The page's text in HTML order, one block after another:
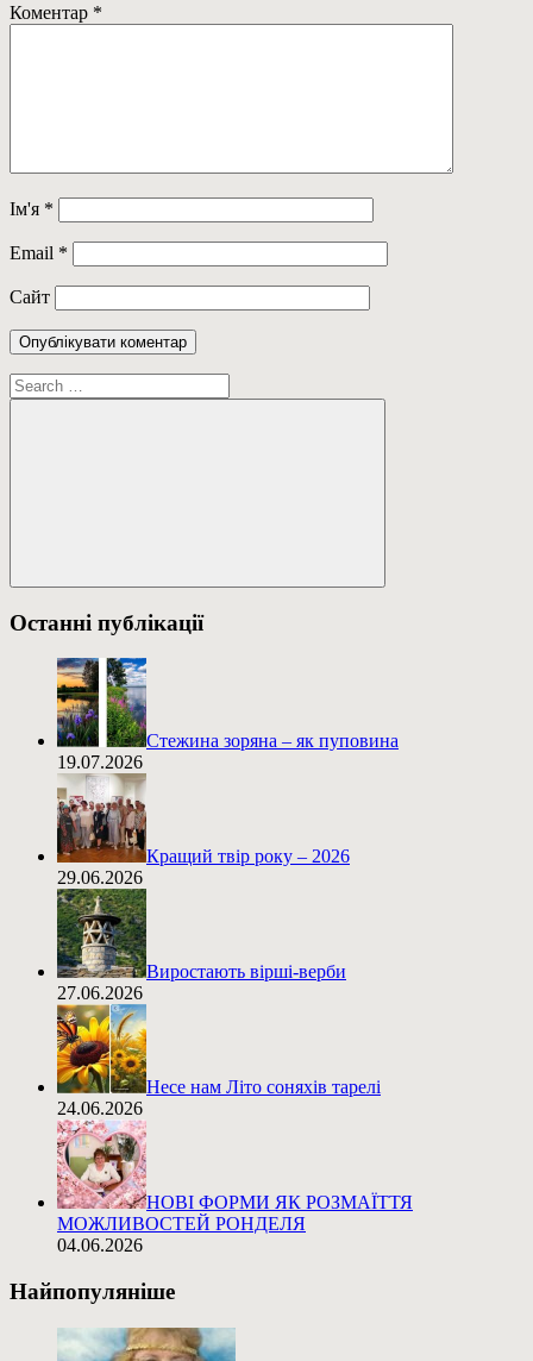
Коментар *
Ім'я *
Email *
Сайт
Пошук:
Пошук
Останні публікації
Стежина зоряна – як пуповина
19.07.2026
Кращий твір року – 2026
29.06.2026
Виростають вірші-верби
27.06.2026
Несе нам Літо соняхів тарелі
24.06.2026
НОВІ ФОРМИ ЯК РОЗМАЇТТЯ
МОЖЛИВОСТЕЙ РОНДЕЛЯ
04.06.2026
Найпопуляніше